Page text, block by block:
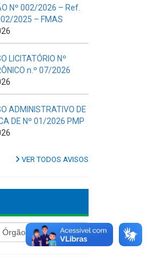
Nº 002/2026 – Ref.
2025 – FMAS
LICITATÓRIO Nº
n.º 07/2026
ADMINISTRATIVO DE
DE Nº 01/2026 PMP
VER TODOS AVISOS